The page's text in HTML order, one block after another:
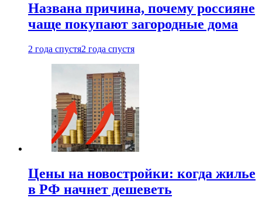
Названа причина, почему россияне
чаще покупают загородные дома
2 года спустя2 года спустя
Цены на новостройки: когда жилье
в РФ начнет дешеветь